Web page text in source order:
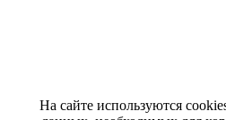
На сайте используются